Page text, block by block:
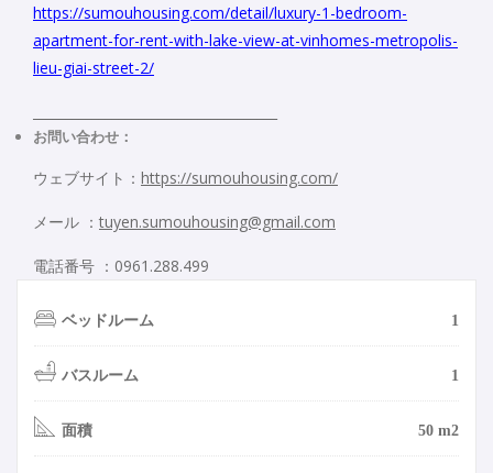
https://sumouhousing.com/detail/luxury-1-bedroom-
apartment-for-rent-with-lake-view-at-vinhomes-metropolis-
lieu-giai-street-2/
お問い合わせ：
ウェブサイト： https://sumouhousing.com/
メール ： tuyen.sumouhousing@gmail.com
電話番号 ：0961.288.499
ベッドルーム 1
バスルーム 1
面積 50 m2